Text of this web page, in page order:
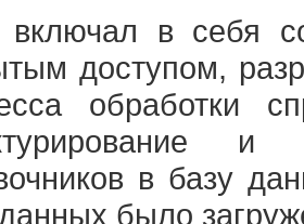
включал в себя
доступом,
обработки
и
в базу
было